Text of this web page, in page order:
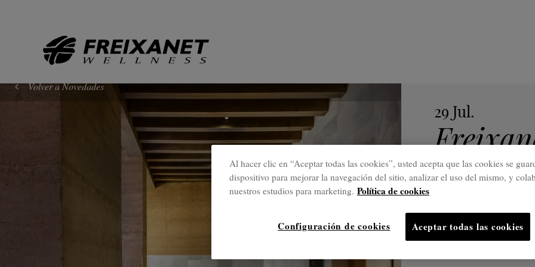
Volver a Novedades
29 Jul.
Small
Al hacer clic en “Aceptar todas las cookies”, usted acepta que las cookies se
dispositivo para mejorar la navegación del sitio, analizar el uso del mismo, y
nuestros estudios para marketing. Política de cookies
Aceptar todas las cookies
Configuración de cookies